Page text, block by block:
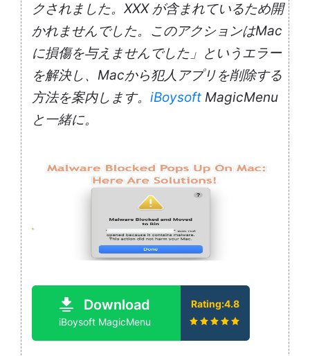
クされました。XXX が含まれているため開
かれませんでした。このアクションはMac
に損傷を与えませんでした」というエラー
を解決し、Macから犯人アプリを削除する
方法を案内します。 iBoysoft MagicMenu
と一緒に。
Download
iBoysoft MagicMenu
Rating:4.8